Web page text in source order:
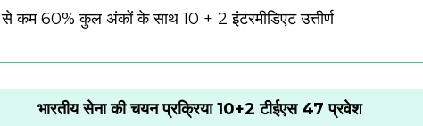
से कम 60% कुल अंकों के साथ 10 + 2 इंटरमीडिएट उत्तीर्ण
भारतीय सेना की चयन प्रक्रिया 10+2 टीईएस 47 प्रवेश